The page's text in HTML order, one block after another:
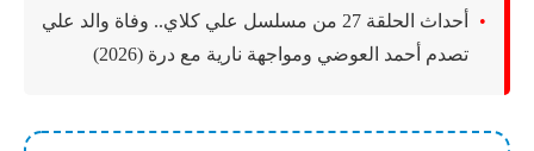
أحداث الحلقة 27 من مسلسل علي كلاي.. وفاة والد علي
تصدم أحمد العوضي ومواجهة نارية مع درة (2026)